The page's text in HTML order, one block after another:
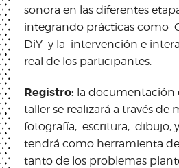
sonora en las diferentes
integrando prácticas como
DiY y la intervención e
real de los participantes.
Registro: la documentación
taller se realizará a través de
fotografía, escritura, dibujo,
tendrá como herramienta
tanto de los problemas